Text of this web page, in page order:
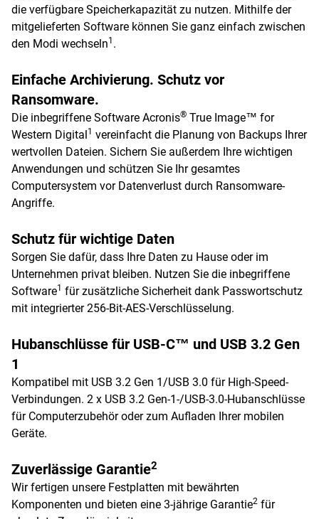
die verfügbare Speicherkapazität zu nutzen. Mithilfe der
mitgelieferten Software können Sie ganz einfach zwischen
den Modi wechseln1 .
Einfache Archivierung. Schutz vor
Ransomware.
Die inbegriffene Software Acronis® True Image™ for
Western Digital1 vereinfacht die Planung von Backups Ihrer
wertvollen Dateien. Sichern Sie außerdem Ihre wichtigen
Anwendungen und schützen Sie Ihr gesamtes
Computersystem vor Datenverlust durch Ransomware-
Angriffe.
Schutz für wichtige Daten
Sorgen Sie dafür, dass Ihre Daten zu Hause oder im
Unternehmen privat bleiben. Nutzen Sie die inbegriffene
Software1 für zusätzliche Sicherheit dank Passwortschutz
mit integrierter 256-Bit-AES-Verschlüsselung.
Hubanschlüsse für USB-C™ und USB 3.2 Gen
1
Kompatibel mit USB 3.2 Gen 1/USB 3.0 für High-Speed-
Verbindungen. 2 x USB 3.2 Gen-1-/USB-3.0-Hubanschlüsse
für Computerzubehör oder zum Aufladen Ihrer mobilen
Geräte.
Zuverlässige Garantie2
Wir fertigen unsere Festplatten mit bewährten
Komponenten und bieten eine 3-jährige Garantie2 für